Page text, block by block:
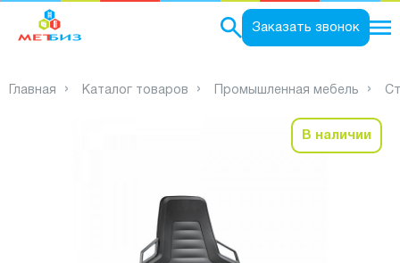
Заказать звонок
Главная Каталог товаров Промышленная мебель
В наличии